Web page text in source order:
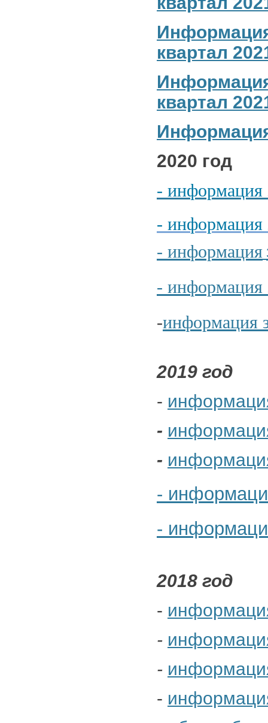
квартал
квартал
2020 год
- информация
- информация
- информация
- информация
-информация
2019 год
-
-
-
-
-
2018 год
-
-
-
-